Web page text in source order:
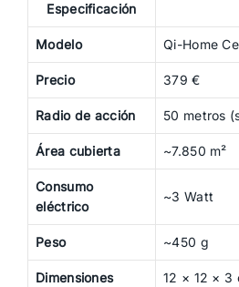
Especificación
Modelo Qi-Home
Precio 379 €
Radio de acción 50 metros
Área cubierta ~7.850 m²
Consumo
eléctrico
~3 Watt
Peso ~450 g
Dimensiones 12 × 12 × 3